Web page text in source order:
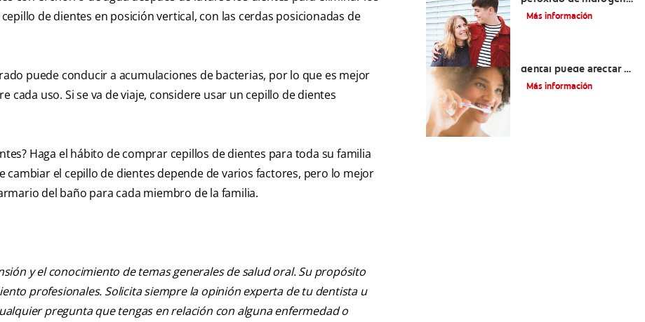
de dientes en posición vertical, con las cerdas posicionadas de
puede conducir a acumulaciones de bacterias, por lo que es mejor
cada uso. Si se va de viaje, considere usar un cepillo de dientes
Haga el hábito de comprar cepillos de dientes para toda su familia
cambiar el cepillo de dientes depende de varios factores, pero lo mejor
del baño para cada miembro de la familia.
y el conocimiento de temas generales de salud oral. Su propósito
profesionales. Solicita siempre la opinión experta de tu dentista u
pregunta que tengas en relación con alguna enfermedad o
para dientes y encías
Más información
dental puede afectar el
esmalte?
Más información